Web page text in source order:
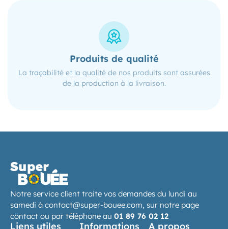
Produits de qualité
La traçabilité et la qualité de nos produits sont assurées
de la production à la livraison.
Notre service client traite vos demandes du lundi au
samedi à contact@super-bouee.com, sur notre page
contact ou par téléphone au 01 89 76 02 12
Liens utiles Informations A propos